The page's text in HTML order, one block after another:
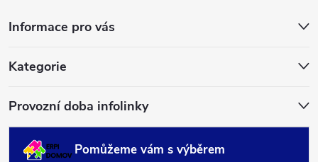
Informace pro vás
Kategorie
Provozní doba infolinky
Pomůžeme vám s výběrem